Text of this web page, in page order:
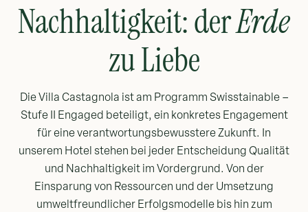
Nachhaltigkeit: derErde
zu Liebe
Die Villa Castagnola ist am Programm Swisstainable –
Stufe II Engaged beteiligt, ein konkretes Engagement
für eine verantwortungsbewusstere Zukunft. In
unserem Hotel stehen bei jeder Entscheidung Qualität
und Nachhaltigkeit im Vordergrund. Von der
Einsparung von Ressourcen und der Umsetzung
umweltfreundlicher Erfolgsmodelle bis hin zum